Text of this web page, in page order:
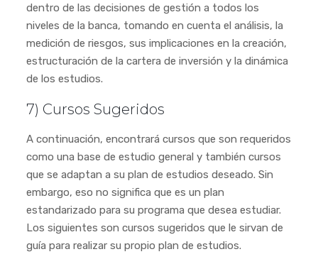
dentro de las decisiones de gestión a todos los
niveles de la banca, tomando en cuenta el análisis, la
medición de riesgos, sus implicaciones en la creación,
estructuración de la cartera de inversión y la dinámica
de los estudios.
7) Cursos Sugeridos
A continuación, encontrará cursos que son requeridos
como una base de estudio general y también cursos
que se adaptan a su plan de estudios deseado. Sin
embargo, eso no significa que es un plan
estandarizado para su programa que desea estudiar.
Los siguientes son cursos sugeridos que le sirvan de
guía para realizar su propio plan de estudios.